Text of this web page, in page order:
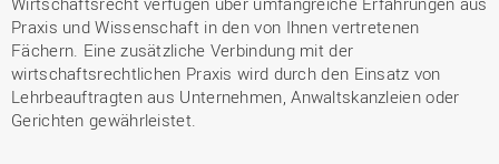
Praxis und Wissenschaft in den von Ihnen vertretenen
Fächern. Eine zusätzliche Verbindung mit der
wirtschaftsrechtlichen Praxis wird durch den Einsatz von
Lehrbeauftragten aus Unternehmen, Anwaltskanzleien oder
Gerichten gewährleistet.